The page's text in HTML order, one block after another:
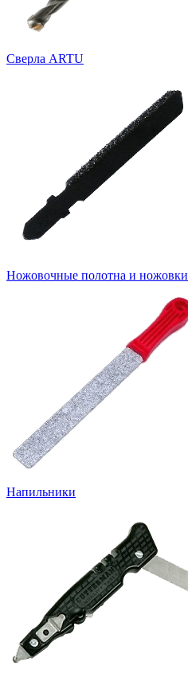
Cверла ARTU
Ножовочные полотна и ножовки
Напильники